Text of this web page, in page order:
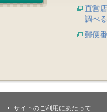
直営
調べる
郵便
サイトのご利用にあたって